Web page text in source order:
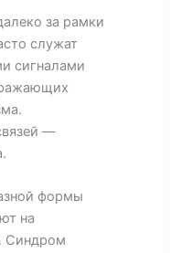
за рамки
служат
сигналами
—
формы
на
Синдром